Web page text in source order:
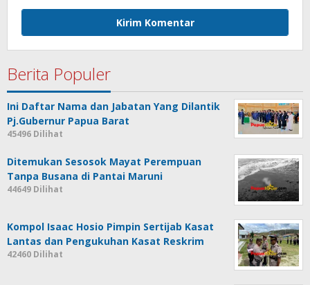
Berita Populer
Ini Daftar Nama dan Jabatan Yang Dilantik
Pj.Gubernur Papua Barat
45496 Dilihat
Ditemukan Sesosok Mayat Perempuan
Tanpa Busana di Pantai Maruni
44649 Dilihat
Kompol Isaac Hosio Pimpin Sertijab Kasat
Lantas dan Pengukuhan Kasat Reskrim
42460 Dilihat